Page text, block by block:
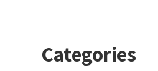
Categories